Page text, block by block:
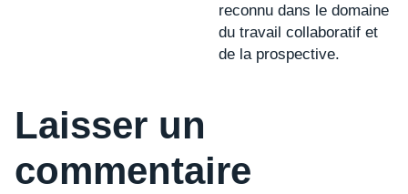
reconnu dans le domaine
du travail collaboratif et
de la prospective.
Laisser un
commentaire